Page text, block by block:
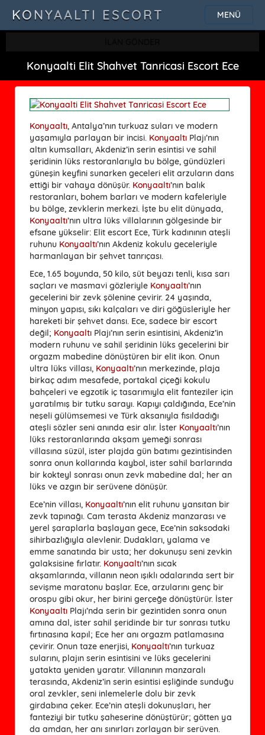
MENÜ
KONYAALTI ESCORT
Konyaalti Elit Shahvet Tanricasi Escort Ece
Konyaaltı, Antalya’nın turkuaz suları ve modern
yaşamıyla parlayan bir incisi. Konyaaltı Plajı’nın
altın kumsalları, Akdeniz’in serin esintisi ve sahil
şeridinin lüks restoranlarıyla bu bölge, gündüzleri
güneşin keyfini sunarken geceleri elit arzuların dans
ettiği bir vahaya dönüşür. Konyaaltı’nın balık
restoranları, bohem barları ve modern kafeleriyle
bu bölge, zevklerin merkezi. İşte bu elit dünyada,
Konyaaltı’nın ultra lüks villalarının gölgesinde bir
efsane yükselir: Elit escort Ece, Türk kadınının ateşli
ruhunu Konyaaltı’nın Akdeniz kokulu geceleriyle
harmanlayan bir şehvet tanrıçası.
Ece, 1.65 boyunda, 50 kilo, süt beyazı tenli, kısa sarı
saçları ve masmavi gözleriyle Konyaaltı’nın
gecelerini bir zevk şölenine çevirir. 24 yaşında,
minyon yapısı, sıkı kalçaları ve diri göğüsleriyle her
hareketi bir şehvet dansı. Ece, sadece bir escort
değil; Konyaaltı Plajı’nın serin esintisini, Akdeniz’in
modern ruhunu ve sahil şeridinin lüks gecelerini bir
orgazm mabedine dönüştüren bir elit ikon. Onun
ultra lüks villası, Konyaaltı’nın merkezinde, plaja
birkaç adım mesafede, portakal çiçeği kokulu
bahçeleri ve egzotik iç tasarımıyla elit fanteziler için
yaratılmış bir tutku sarayı. Kapıyı çaldığında, Ece’nin
neşeli gülümsemesi ve Türk aksanıyla fısıldadığı
ateşli sözler seni anında esir alır. İster Konyaaltı’nın
lüks restoranlarında akşam yemeği sonrası
villasına süzül, ister plajda gün batımı gezintisinden
sonra onun kollarında kaybol, ister sahil barlarında
bir kokteyl sonrası onun zevk mabedine dal; her an
lüks ve azgın bir serüvene dönüşür.
Ece’nin villası, Konyaaltı’nın elit ruhunu yansıtan bir
zevk tapınağı. Cam terasta Akdeniz manzarası ve
yerel şaraplarla başlayan gece, Ece’nin saksodaki
sihirbazlığıyla alevlenir. Dudakları, yalama ve
emme sanatında bir usta; her dokunuşu seni zevkin
galaksisine fırlatır. Konyaaltı’nın sıcak
akşamlarında, villanın neon ışıklı odalarında sert bir
sevişme maratonu başlar. Ece, arzularını genç bir
orospu gibi okur, her birini gerçeğe dönüştürür. İster
Konyaaltı Plajı’nda serin bir gezintiden sonra onun
amına dal, ister sahil şeridinde bir tur sonrası tutku
fırtınasına kapıl; Ece her anı orgazm patlamasına
çevirir. Onun taze enerjisi, Konyaaltı’nın turkuaz
sularını, plajın serin esintisini ve lüks gecelerini
yatakta yeniden yaratır. Villanının manzaralı
terasında, Akdeniz’in serin esintisi eşliğinde sunduğu
oral zevkler, seni inlemelerle dolu bir zevk
girdabına çeker. Ece’nin ateşli dokunuşları, her
fanteziyi bir tutku şaheserine dönüştürür; götten ya
da amdan, her anı sınırları zorlayan bir serüven.